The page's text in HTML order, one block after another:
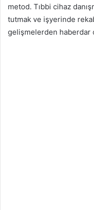
metod. Tıbbi cihaz
tutmak ve işyerinde
gelişmelerden haberdar